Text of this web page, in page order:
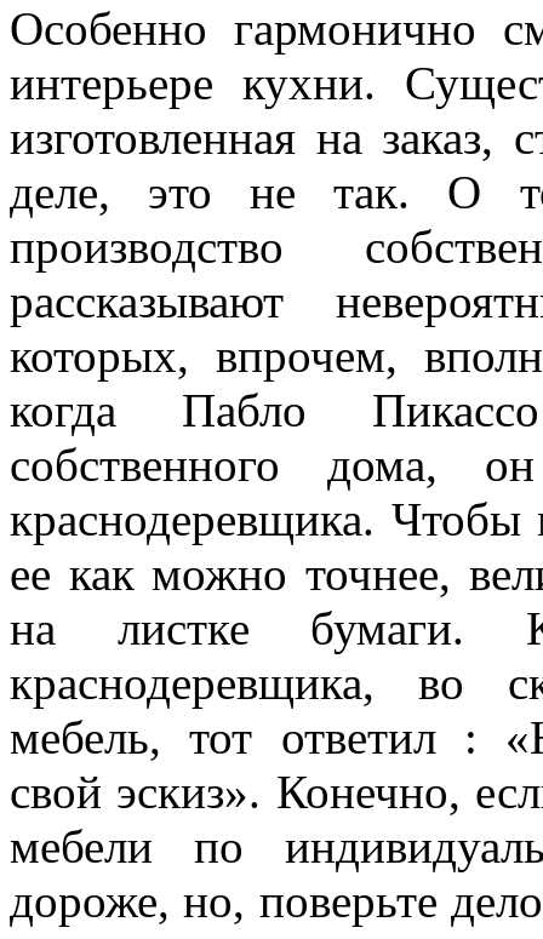
Особенно гармонично
интерьере кухни.
изготовленная на
деле, это не так. О
производство
рассказывают
которых, впрочем,
когда Пабло
собственного дома,
краснодеревщика.
ее как можно точнее,
на листке
краснодеревщика, во
мебель, тот ответил :
свой эскиз». Конечно,
мебели по
дороже, но, поверьте